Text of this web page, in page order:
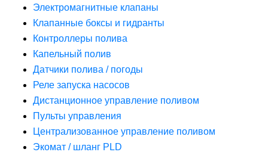
Электромагнитные клапаны
Клапанные боксы и гидранты
Контроллеры полива
Капельный полив
Датчики полива / погоды
Реле запуска насосов
Дистанционное управление поливом
Пульты управления
Централизованное управление поливом
Экомат / шланг PLD